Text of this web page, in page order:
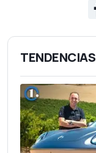
TENDENCIAS